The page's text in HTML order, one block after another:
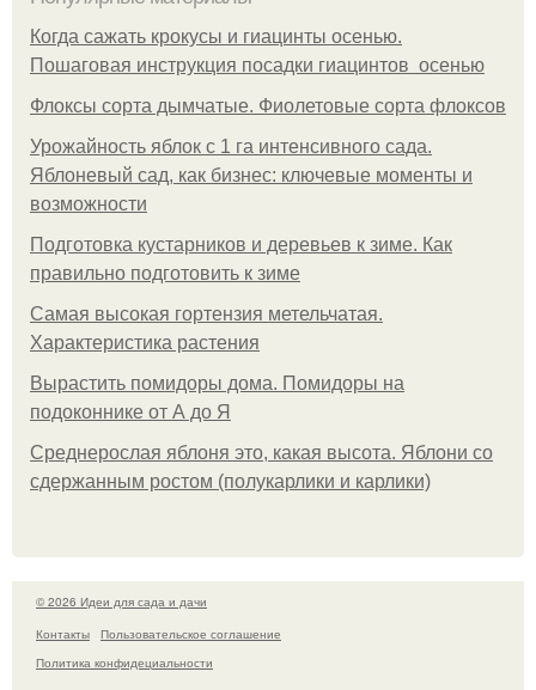
Когда сажать крокусы и гиацинты осенью.
Пошаговая инструкция посадки гиацинтов осенью
Флоксы сорта дымчатые. Фиолетовые сорта флоксов
Урожайность яблок с 1 га интенсивного сада.
Яблоневый сад, как бизнес: ключевые моменты и
возможности
Подготовка кустарников и деревьев к зиме. Как
правильно подготовить к зиме
Самая высокая гортензия метельчатая.
Характеристика растения
Вырастить помидоры дома. Помидоры на
подоконнике от А до Я
Среднерослая яблоня это, какая высота. Яблони со
сдержанным ростом (полукарлики и карлики)
© 2026 Идеи для сада и дачи
Контакты
Пользовательское соглашение
Политика конфидециальности